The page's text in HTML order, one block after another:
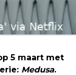
5 maart met
Medusa.